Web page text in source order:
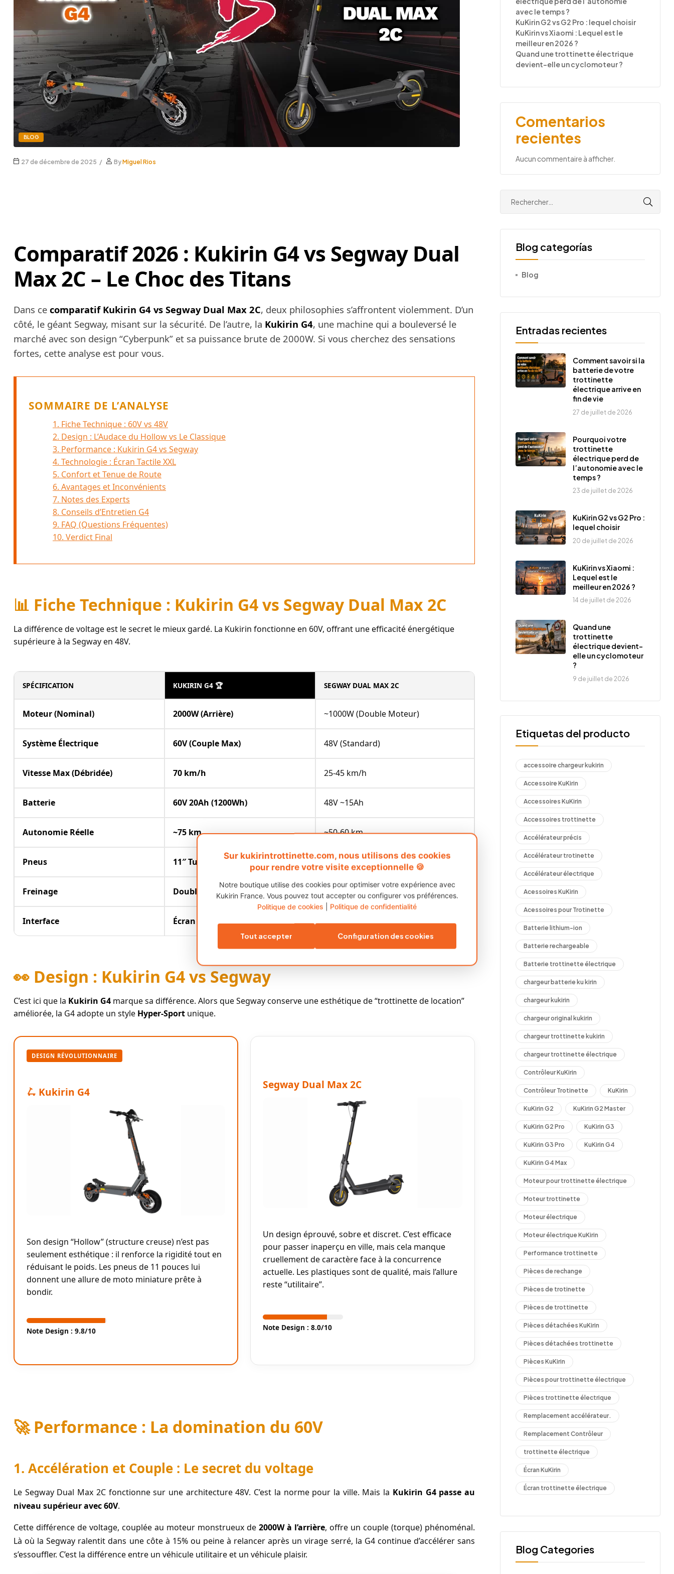
BLOG
27 de décembre de 2025 ByMiguel Rios
Comparatif 2026 : Kukirin G4 vs Segway Dual
Max 2C – Le Choc des Titans
Dans ce comparatif Kukirin G4 vs Segway Dual Max 2C, deux philosophies s’affrontent violemment. D’un
côté, le géant Segway, misant sur la sécurité. De l’autre, la Kukirin G4, une machine qui a bouleversé le
marché avec son design “Cyberpunk” et sa puissance brute de 2000W. Si vous cherchez des sensations
fortes, cette analyse est pour vous.
SOMMAIRE DE L’ANALYSE
1. Fiche Technique : 60V vs 48V
2. Design : L’Audace du Hollow vs Le Classique
3. Performance : Kukirin G4 vs Segway
4. Technologie : Écran Tactile XXL
5. Confort et Tenue de Route
6. Avantages et Inconvénients
7. Notes des Experts
8. Conseils d’Entretien G4
9. FAQ (Questions Fréquentes)
10. Verdict Final
📊 Fiche Technique : Kukirin G4 vs Segway Dual Max 2C
La différence de voltage est le secret le mieux gardé. La Kukirin fonctionne en 60V, offrant une efficacité énergétique
supérieure à la Segway en 48V.
SPÉCIFICATION KUKIRIN G4 🏆 SEGWAY DUAL MAX 2C
Moteur (Nominal) 2000W (Arrière) ~1000W (Double Moteur)
Système Électrique 60V (Couple Max) 48V (Standard)
Vitesse Max (Débridée) 70 km/h 25-45 km/h
Batterie 60V 20Ah (1200Wh) 48V ~15Ah
Autonomie Réelle ~75 km ~50-60 km
Pneus 11″ Tubeless Larges 10″ Tubeless
Freinage Double Disque 140mm Tambour + Électrique
Interface Écran Tactile XXL LCD Guidon Classique
👀 Design : Kukirin G4 vs Segway
C’est ici que la Kukirin G4 marque sa différence. Alors que Segway conserve une esthétique de “trottinette de location”
améliorée, la G4 adopte un style Hyper-Sport unique.
DESIGN RÉVOLUTIONNAIRE
🛴 Kukirin G4
Son design “Hollow” (structure creuse) n’est pas
seulement esthétique : il renforce la rigidité tout en
réduisant le poids. Les pneus de 11 pouces lui
donnent une allure de moto miniature prête à
bondir.
Note Design : 9.8/10
Segway Dual Max 2C
Un design éprouvé, sobre et discret. C’est efficace
pour passer inaperçu en ville, mais cela manque
cruellement de caractère face à la concurrence
actuelle. Les plastiques sont de qualité, mais l’allure
reste “utilitaire”.
Note Design : 8.0/10
🚀 Performance : La domination du 60V
1. Accélération et Couple : Le secret du voltage
Le Segway Dual Max 2C fonctionne sur une architecture 48V. C’est la norme pour la ville. Mais la Kukirin G4 passe au
niveau supérieur avec 60V.
Cette différence de voltage, couplée au moteur monstrueux de 2000W à l’arrière, offre un couple (torque) phénoménal.
Là où la Segway ralentit dans une côte à 15% ou peine à relancer après un virage serré, la G4 continue d’accélérer sans
s’essouffler. C’est la différence entre un véhicule utilitaire et un véhicule plaisir.
avec le temps ?
KuKirin G2 vs G2 Pro : lequel choisir
KuKirin vs Xiaomi : Lequel est le
meilleur en 2026 ?
Quand une trottinette électrique
devient-elle un cyclomoteur ?
Comentarios
recientes
Aucun commentaire à afficher.
Blog categorías
Blog
Entradas recientes
Comment savoir si la
batterie de votre
trottinette
électrique arrive en
fin de vie
27 de juillet de 2026
Pourquoi votre
trottinette
électrique perd de
l’autonomie avec le
temps ?
23 de juillet de 2026
KuKirin G2 vs G2 Pro :
lequel choisir
20 de juillet de 2026
KuKirin vs Xiaomi :
Lequel est le
meilleur en 2026 ?
14 de juillet de 2026
Quand une
trottinette
électrique devient-
elle un cyclomoteur
?
9 de juillet de 2026
Etiquetas del producto
accessoire chargeur kukirin
Accessoire KuKirin
Accessoires KuKirin
Accessoires trottinette
Accélérateur précis
Accélérateur trotinette
Accélérateur électrique
Acessoires KuKirin
Acessoires pour Trotinette
Batterie lithium-ion
Batterie rechargeable
Batterie trottinette électrique
chargeur batterie ku kirin
chargeur kukirin
chargeur original kukirin
chargeur trottinette kukirin
chargeur trottinette électrique
Contrôleur KuKirin
Contrôleur Trotinette KuKirin
KuKirin G2 KuKirin G2 Master
KuKirin G2 Pro KuKirin G3
KuKirin G3 Pro KuKirin G4
KuKirin G4 Max
Moteur pour trottinette électrique
Moteur trottinette
Moteur électrique
Moteur électrique KuKirin
Performance trottinette
Pièces de rechange
Pièces de trotinette
Pièces de trottinette
Pièces détachées KuKirin
Pièces détachées trottinette
Pièces KuKirin
Pièces pour trottinette électrique
Pièces trottinette électrique
Remplacement accélérateur.
Remplacement Contrôleur
trottinette électrique
Écran KuKirin
Écran trottinette électrique
Blog Categories
Sur kukirintrottinette.com, nous utilisons des cookies
pour rendre votre visite exceptionnelle 🍪
Notre boutique utilise des cookies pour optimiser votre expérience avec
Kukirin France. Vous pouvez tout accepter ou configurer vos préférences.
Politique de cookies
Politique de confidentialité
Tout accepter Configuration des cookies